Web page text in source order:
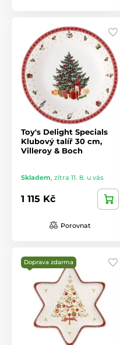
Toy's Delight Specials
Klubový talíř 30 cm,
Villeroy & Boch
Skladem, zítra 11. 8. u vás
1 115 Kč
Porovnat
Doprava zdarma